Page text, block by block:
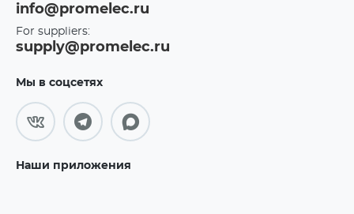
info@promelec.ru
For suppliers:
supply@promelec.ru
Мы в соцсетях
Наши приложения